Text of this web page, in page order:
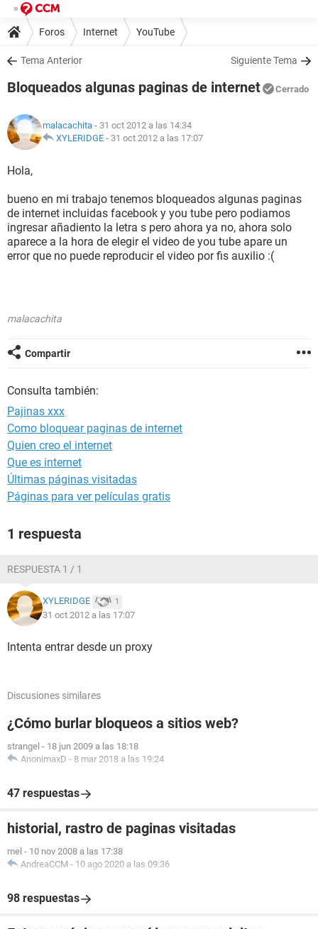
Foros Internet YouTube
Tema Anterior Siguiente Tema
Bloqueados algunas paginas de internet Cerrado
malacachita - 31 oct 2012 a las 14:34
XYLERIDGE - 31 oct 2012 a las 17:07
Hola,
bueno en mi trabajo tenemos bloqueados algunas paginas
de internet incluidas facebook y you tube pero podiamos
ingresar añadiento la letra s pero ahora ya no, ahora solo
aparece a la hora de elegir el video de you tube apare un
error que no puede reproducir el video por fis auxilio :(
malacachita
Compartir
Consulta también:
Pajinas xxx
Como bloquear paginas de internet
Quien creo el internet
Que es internet
Últimas páginas visitadas
Páginas para ver películas gratis
1 respuesta
RESPUESTA 1 / 1
XYLERIDGE 1
31 oct 2012 a las 17:07
Intenta entrar desde un proxy
Discusiones similares
¿Cómo burlar bloqueos a sitios web?
strangel - 18 jun 2009 a las 18:18
AnonimaxD - 8 mar 2018 a las 19:24
47 respuestas
historial, rastro de paginas visitadas
mel - 10 nov 2008 a las 17:38
AndreaCCM - 10 ago 2020 a las 09:36
98 respuestas